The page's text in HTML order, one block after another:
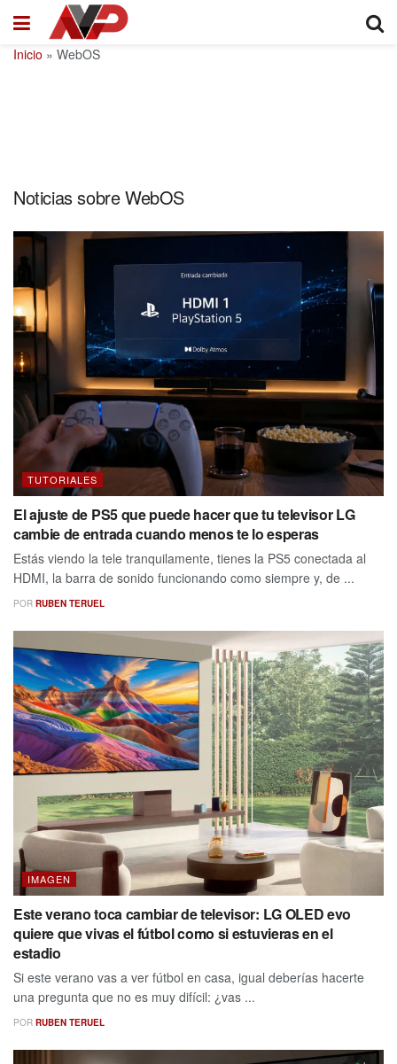
Inicio » WebOS
Noticias sobre WebOS
TUTORIALES
El ajuste de PS5 que puede hacer que tu televisor LG
cambie de entrada cuando menos te lo esperas
Estás viendo la tele tranquilamente, tienes la PS5 conectada al
HDMI, la barra de sonido funcionando como siempre y, de ...
POR RUBEN TERUEL
IMAGEN
Este verano toca cambiar de televisor: LG OLED evo
quiere que vivas el fútbol como si estuvieras en el
estadio
Si este verano vas a ver fútbol en casa, igual deberías hacerte
una pregunta que no es muy difícil: ¿vas ...
POR RUBEN TERUEL